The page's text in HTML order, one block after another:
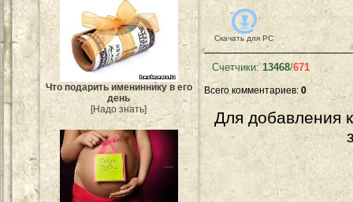
Что подарить имениннику в его
день
[Надо знать]
Скачать для PC
Счетчики:13468/671
Всего комментариев: 0
Для добавления